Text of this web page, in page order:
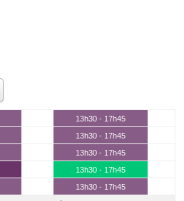
13h30 - 17h45
13h30 - 17h45
13h30 - 17h45
13h30 - 17h45
13h30 - 17h45